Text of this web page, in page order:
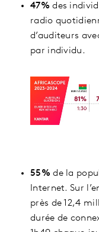
47%des
radio
d’auditeurs
par individu.
55%de la
Internet. Sur
près de 12,4
durée de